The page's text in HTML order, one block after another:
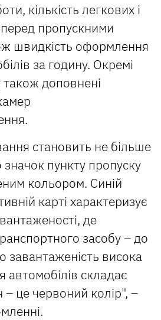
кількість легкових і
пропускними
швидкість оформлення
за годину. Окремі
також доповнені
становить не більше
значок пункту пропуску
кольором. Синій
карті характеризує
де
засобу – до
завантаженість висока
автомобілів складає
– це червоний колір", –